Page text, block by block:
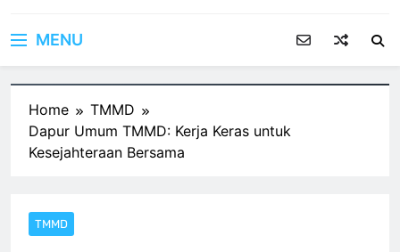
MENU
Home
TMMD
Dapur Umum TMMD: Kerja Keras untuk
Kesejahteraan Bersama
TMMD